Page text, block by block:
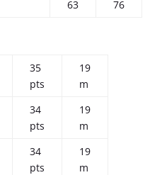
63 76
35
pts
19
m
34
pts
19
m
34
pts
19
m